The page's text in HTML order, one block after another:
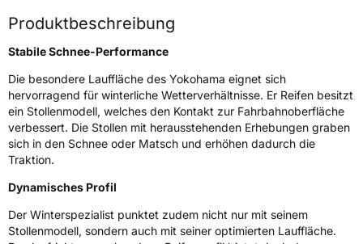
Modellname
Iceguard IG60
Weitere Eigenschaften
SchlauchtypTL
Zustand
M+S
EU Label
Produktbeschreibung
Stabile Schnee-Performance
Die besondere Lauffläche des Yokohama eignet sich
hervorragend für winterliche Wetterverhältnisse. Er Reifen besitzt
ein Stollenmodell, welches den Kontakt zur Fahrbahnoberfläche
verbessert. Die Stollen mit herausstehenden Erhebungen graben
sich in den Schnee oder Matsch und erhöhen dadurch die
Traktion.
Dynamisches Profil
Der Winterspezialist punktet zudem nicht nur mit seinem
Stollenmodell, sondern auch mit seiner optimierten Lauffläche.